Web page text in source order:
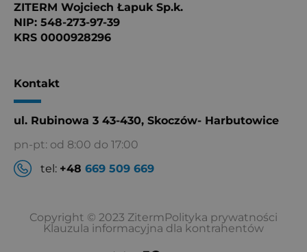
ZITERM Wojciech Łapuk Sp.k.
NIP: 548-273-97-39
KRS 0000928296
Kontakt
ul. Rubinowa 3 43-430, Skoczów- Harbutowice
pn-pt: od 8:00 do 17:00
tel: +48 669 509 669
Copyright © 2023 ZitermPolityka prywatności
Klauzula informacyjna dla kontrahentów